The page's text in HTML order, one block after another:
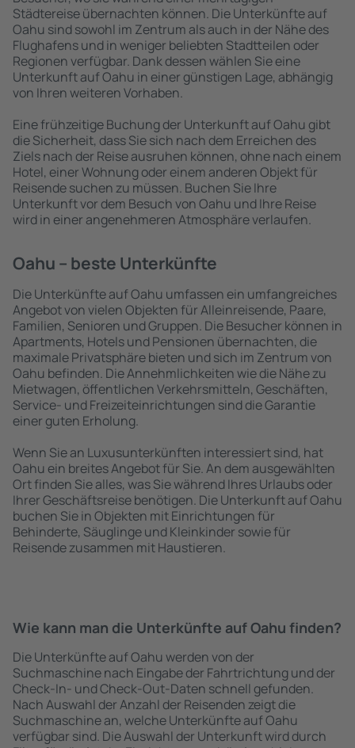
Städtereise übernachten können. Die Unterkünfte auf
Oahu sind sowohl im Zentrum als auch in der Nähe des
Flughafens und in weniger beliebten Stadtteilen oder
Regionen verfügbar. Dank dessen wählen Sie eine
Unterkunft auf Oahu in einer günstigen Lage, abhängig
von Ihren weiteren Vorhaben.
Eine frühzeitige Buchung der Unterkunft auf Oahu gibt
die Sicherheit, dass Sie sich nach dem Erreichen des
Ziels nach der Reise ausruhen können, ohne nach einem
Hotel, einer Wohnung oder einem anderen Objekt für
Reisende suchen zu müssen. Buchen Sie Ihre
Unterkunft vor dem Besuch von Oahu und Ihre Reise
wird in einer angenehmeren Atmosphäre verlaufen.
Oahu – beste Unterkünfte
Die Unterkünfte auf Oahu umfassen ein umfangreiches
Angebot von vielen Objekten für Alleinreisende, Paare,
Familien, Senioren und Gruppen. Die Besucher können in
Apartments, Hotels und Pensionen übernachten, die
maximale Privatsphäre bieten und sich im Zentrum von
Oahu befinden. Die Annehmlichkeiten wie die Nähe zu
Mietwagen, öffentlichen Verkehrsmitteln, Geschäften,
Service- und Freizeiteinrichtungen sind die Garantie
einer guten Erholung.
Wenn Sie an Luxusunterkünften interessiert sind, hat
Oahu ein breites Angebot für Sie. An dem ausgewählten
Ort finden Sie alles, was Sie während Ihres Urlaubs oder
Ihrer Geschäftsreise benötigen. Die Unterkunft auf Oahu
buchen Sie in Objekten mit Einrichtungen für
Behinderte, Säuglinge und Kleinkinder sowie für
Reisende zusammen mit Haustieren.
Wie kann man die Unterkünfte auf Oahu finden?
Die Unterkünfte auf Oahu werden von der
Suchmaschine nach Eingabe der Fahrtrichtung und der
Check-In- und Check-Out-Daten schnell gefunden.
Nach Auswahl der Anzahl der Reisenden zeigt die
Suchmaschine an, welche Unterkünfte auf Oahu
verfügbar sind. Die Auswahl der Unterkunft wird durch